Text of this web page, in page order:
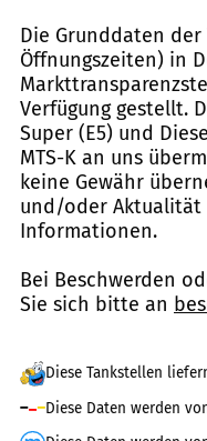
Die Grunddaten der
Öffnungszeiten) in
Verfügung gestellt.
Super (E5) und
MTS-K an uns
keine Gewähr
und/oder Aktualität
Informationen.
Bei Beschwerden
Sie sich bitte an
Diese Tankstellen
Diese Daten werden